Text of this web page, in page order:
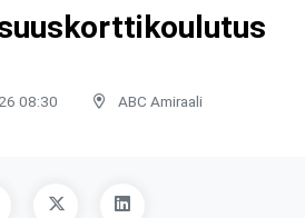
08:30 ABC Amiraali